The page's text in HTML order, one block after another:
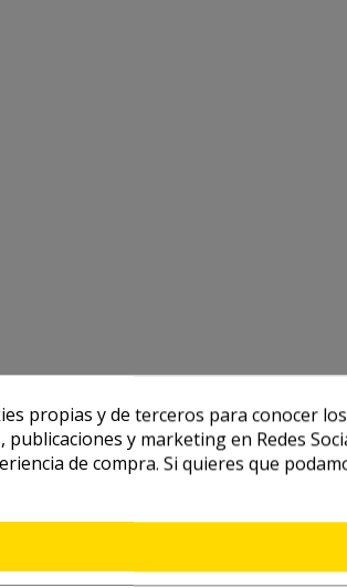
propias y de terceros para conocer
publicaciones y marketing en Redes
de compra. Si quieres que